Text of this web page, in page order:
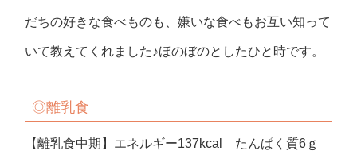
だちの好きな食べものも、嫌いな食べもお互い知って
いて教えてくれました♪ほのぼのとしたひと時です。
◎離乳食
【離乳食中期】エネルギー137kcal たんぱく質6ｇ